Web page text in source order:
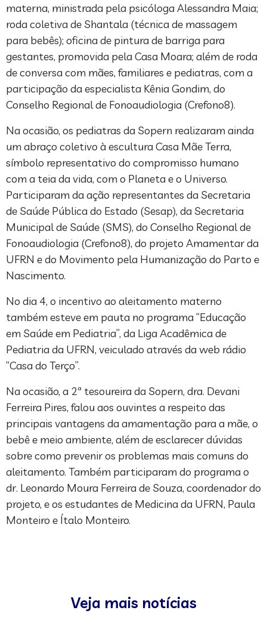
materna, ministrada pela psicóloga Alessandra Maia;
roda coletiva de Shantala (técnica de massagem
para bebês); oficina de pintura de barriga para
gestantes, promovida pela Casa Moara; além de roda
de conversa com mães, familiares e pediatras, com a
participação da especialista Kênia Gondim, do
Conselho Regional de Fonoaudiologia (Crefono8).
Na ocasião, os pediatras da Sopern realizaram ainda
um abraço coletivo à escultura Casa Mãe Terra,
símbolo representativo do compromisso humano
com a teia da vida, com o Planeta e o Universo.
Participaram da ação representantes da Secretaria
de Saúde Pública do Estado (Sesap), da Secretaria
Municipal de Saúde (SMS), do Conselho Regional de
Fonoaudiologia (Crefono8), do projeto Amamentar da
UFRN e do Movimento pela Humanização do Parto e
Nascimento.
No dia 4, o incentivo ao aleitamento materno
também esteve em pauta no programa “Educação
em Saúde em Pediatria”, da Liga Acadêmica de
Pediatria da UFRN, veiculado através da web rádio
“Casa do Terço”.
Na ocasião, a 2ª tesoureira da Sopern, dra. Devani
Ferreira Pires, falou aos ouvintes a respeito das
principais vantagens da amamentação para a mãe, o
bebê e meio ambiente, além de esclarecer dúvidas
sobre como prevenir os problemas mais comuns do
aleitamento. Também participaram do programa o
dr. Leonardo Moura Ferreira de Souza, coordenador do
projeto, e os estudantes de Medicina da UFRN, Paula
Monteiro e Ítalo Monteiro.
Veja mais notícias